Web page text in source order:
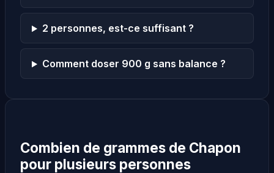
2 personnes, est-ce suffisant ?
Comment doser 900 g sans balance ?
Combien de grammes de Chapon
pour plusieurs personnes